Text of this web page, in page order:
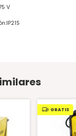
V
GRATIS